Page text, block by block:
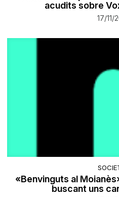
acudits sobre
17/11/
«Benvinguts al
buscant uns